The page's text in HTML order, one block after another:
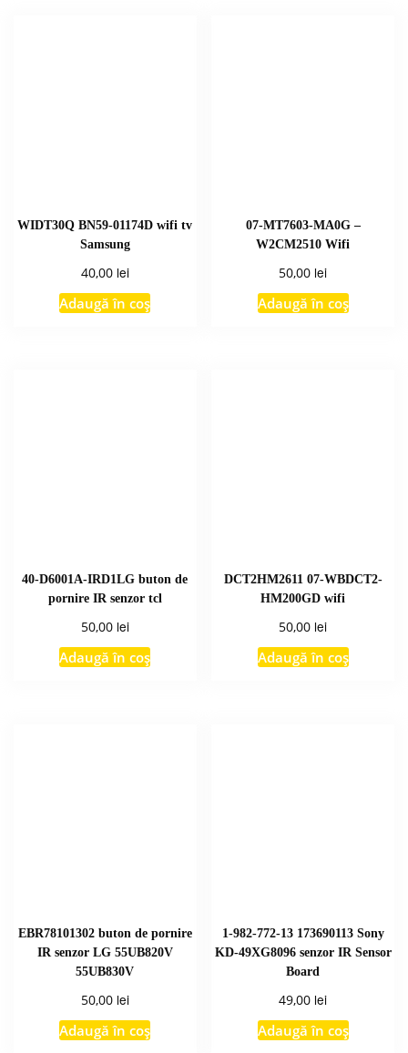
WIDT30Q BN59-01174D wifi tv
Samsung
40,00 lei
Adaugă în coș
07-MT7603-MA0G –
W2CM2510 Wifi
50,00 lei
Adaugă în coș
40-D6001A-IRD1LG buton de
pornire IR senzor tcl
50,00 lei
Adaugă în coș
DCT2HM2611 07-WBDCT2-
HM200GD wifi
50,00 lei
Adaugă în coș
EBR78101302 buton de pornire
IR senzor LG 55UB820V
55UB830V
50,00 lei
Adaugă în coș
1-982-772-13 173690113 Sony
KD-49XG8096 senzor IR Sensor
Board
49,00 lei
Adaugă în coș